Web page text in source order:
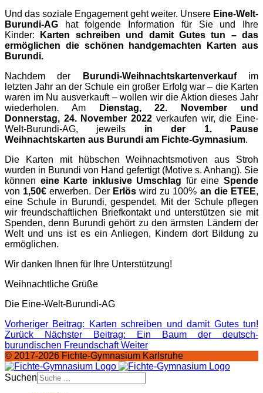
Und das soziale Engagement geht weiter. Unsere Eine-Welt-
Burundi-AG hat folgende Information für Sie und Ihre
Kinder:
Karten schreiben und damit Gutes tun – das
ermöglichen die schönen handgemachten Karten aus
Burundi.
Nachdem der
Burundi-Weihnachtskartenverkaufim
letzten Jahr an der Schule ein großer Erfolg war – die Karten
waren im Nu ausverkauft – wollen wir die Aktion dieses Jahr
wiederholen. Am
Dienstag, 22. November und
Donnerstag, 24. November 2022 verkaufen wir, die Eine-
Welt-Burundi-AG, jeweils in der 1. Pause
Weihnachtskarten aus Burundi am Fichte-Gymnasium.
Die Karten mit hübschen Weihnachtsmotiven aus Stroh
wurden in Burundi von Hand gefertigt (Motive s. Anhang). Sie
können eine Karte inklusive Umschlag für eineSpende
von 1,50€ erwerben. Der Erlöswird zu 100% an die ETEE,
eine Schule in Burundi, gespendet. Mit der Schule pflegen
wir freundschaftlichen Briefkontakt und unterstützen sie mit
Spenden, denn Burundi gehört zu den ärmsten Ländern der
Welt und uns ist es ein Anliegen, Kindern dort Bildung zu
ermöglichen.
Wir danken Ihnen für Ihre Unterstützung!
Weihnachtliche Grüße
Die Eine-Welt-Burundi-AG
Vorheriger Beitrag: Karten schreiben und damit Gutes tun!
Zurück
Nächster Beitrag: Ein Baum der deutsch-
burundischen FreundschaftWeiter
© 2017-2026 Fichte-Gymnasium Karlsruhe
Suchen